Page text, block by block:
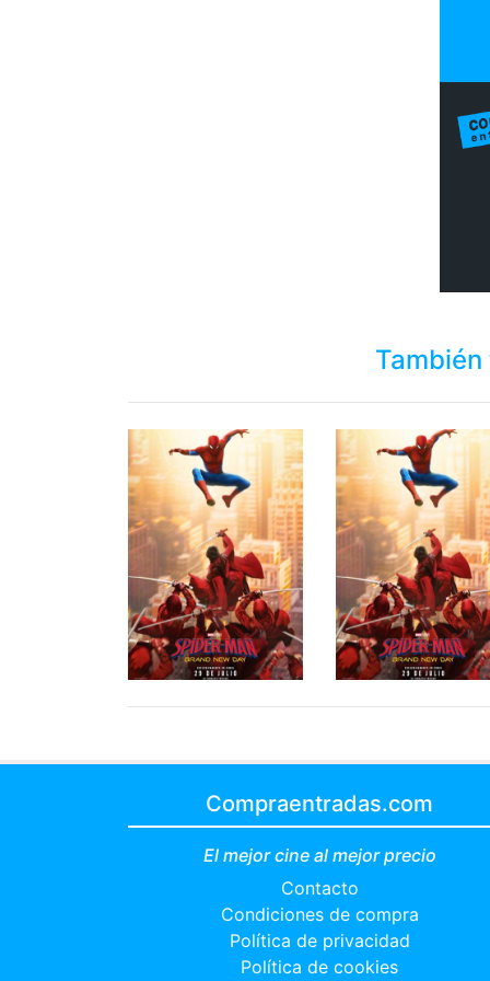
Compraentradas.com
El mejor cine al mejor precio
Contacto
Condiciones de compra
Política de privacidad
Política de cookies